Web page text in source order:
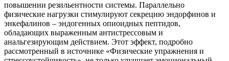
повышении резильентности системы. Параллельно
физические нагрузки стимулируют секрецию эндорфинов и
энкефалинов – эндогенных опиоидных пептидов,
обладающих выраженным антистрессовым и
анальгезирующим действием. Этот эффект, подробно
рассмотренный в источнике «Физические упражнения и